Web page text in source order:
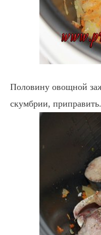
Половину овощной
скумбрии, приправить.